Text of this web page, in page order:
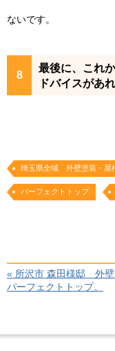
ないです。
最後に、これ
ドバイスがあ
埼玉県全域 外壁塗装・屋
パーフェクトトップ
« 所沢市 森田様邸 外壁
パーフェクトトップ。